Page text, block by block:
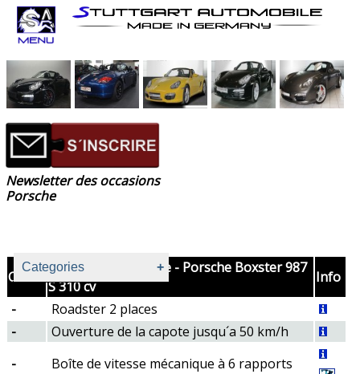
Categories
Audio
Equipement de série
Extérieur
Newsletter des occasions
Porsche
Code
Equipement de série - Porsche Boxster 987
S 310 cv
Info
-
Roadster 2 places
-
Ouverture de la capote jusqu´a 50 km/h
-
Boîte de vitesse mécanique à 6 rapports